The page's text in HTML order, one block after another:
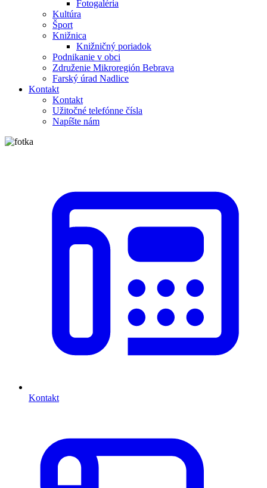
Fotogaléria
Kultúra
Šport
Knižnica
Knižničný poriadok
Podnikanie v obci
Združenie Mikroregión Bebrava
Farský úrad Nadlice
Kontakt
Kontakt
Užitočné telefónne čísla
Napíšte nám
Kontakt